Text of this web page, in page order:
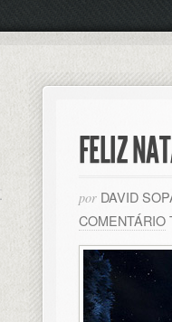
FELIZ
por DAVID
COMENTÁRIO